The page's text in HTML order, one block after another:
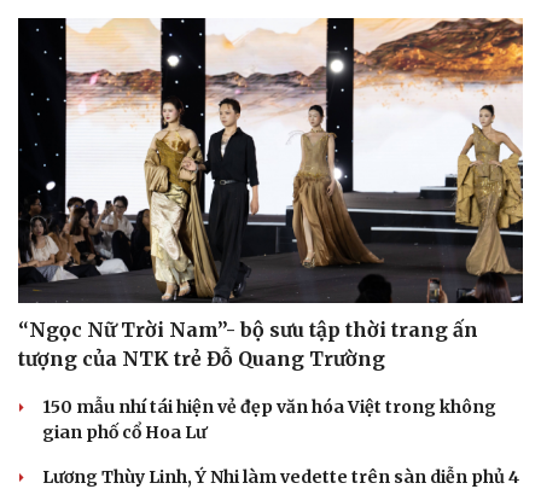
“Ngọc Nữ Trời Nam”- bộ sưu tập thời trang ấn
tượng của NTK trẻ Đỗ Quang Trường
150 mẫu nhí tái hiện vẻ đẹp văn hóa Việt trong không
gian phố cổ Hoa Lư
Lương Thùy Linh, Ý Nhi làm vedette trên sàn diễn phủ 4